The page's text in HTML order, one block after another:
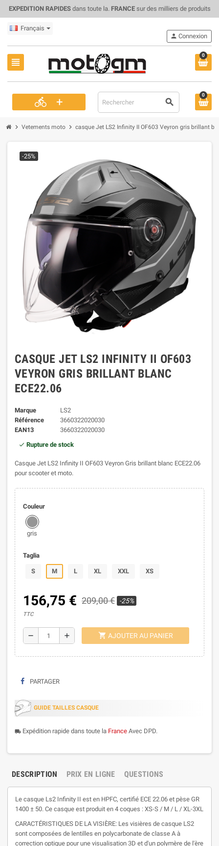
EXPEDITION RAPIDESdans toute la. FRANCEsur des milliers de produits
Français
view_headline
0
directions_bike + search
person Connexion
0
chevron_right Vetements moto chevron_right casque Jet LS2 Infinity II OF603 Veyron gris brillant
-25%
CASQUE JET LS2 INFINITY II OF603
VEYRON GRIS BRILLANT BLANC
ECE22.06
Marque
LS2
Référence
3660322020030
EAN13
3660322020030
Rupture de stock
Casque Jet LS2 Infinity II OF603 Veyron Gris brillant blanc ECE22.06
pour scooter et moto.
Couleur
gris
Taglia
S M L XL XXL XS
156,75 € 209,00 € -25%
TTC
remove add shopping_cart AJOUTER AU PANIER
PARTAGER
GUIDE TAILLES CASQUE
local_shipping Expédition rapide dans toute la France Avec DPD.
DESCRIPTION PRIX EN LIGNE QUESTIONS
Le casque Ls2 Infinity II est en HPFC, certifié ECE 22.06 et pèse GR
1400 ± 50. Ce casque est produit en 4 coques : XS-S / M / L / XL-3XL
CARACTÉRISTIQUES DE LA VISIÈRE: Les visières de casque LS2
sont composées de lentilles en polycarbonate de classe A à
correction optique pour une visualisation 3D et d'un polymère de l'ère